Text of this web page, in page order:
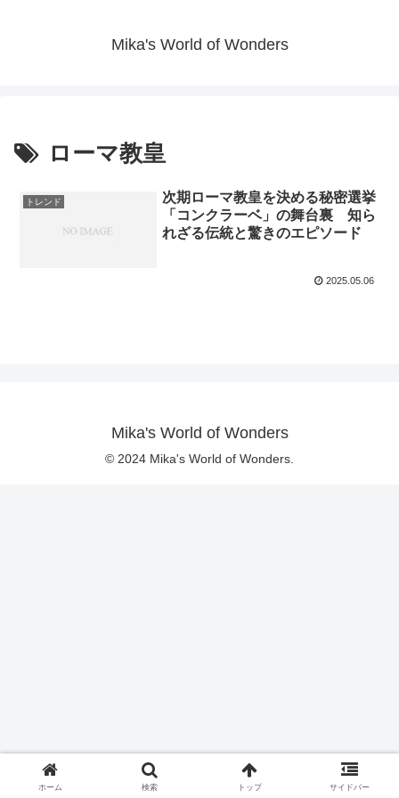
Mika's World of Wonders
ローマ教皇
トレンド
次期ローマ教皇を決める秘密選挙
「コンクラーベ」の舞台裏 知ら
れざる伝統と驚きのエピソード
2025.05.06
Mika's World of Wonders
© 2024 Mika's World of Wonders.
ホーム 検索 トップ サイドバー